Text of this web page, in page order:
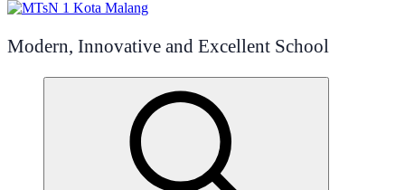
Modern, Innovative and Excellent School